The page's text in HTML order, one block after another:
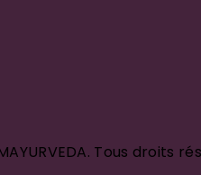
Tous droits